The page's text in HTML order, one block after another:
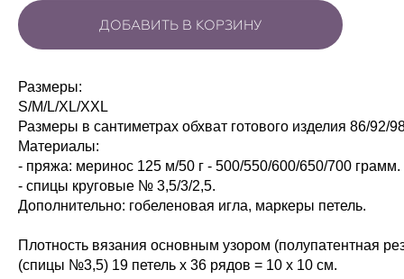
ДОБАВИТЬ В КОРЗИНУ
Размеры:
S/M/L/XL/XXL
Размеры в сантиметрах обхват готового изделия 86/
Материалы:
- пряжа: меринос 125 м/50 г - 500/550/600/650/700 грамм.
- спицы круговые № 3,5/3/2,5.
Дополнительно: гобеленовая игла, маркеры петель.
Плотность вязания основным узором (полупатентная
(спицы №3,5) 19 петель х 36 рядов = 10 х 10 см.